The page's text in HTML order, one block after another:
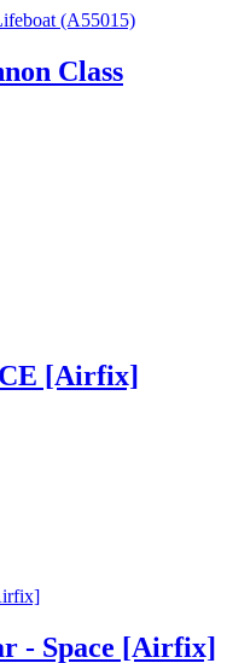
Class
[Airfix]
- Space [Airfix]